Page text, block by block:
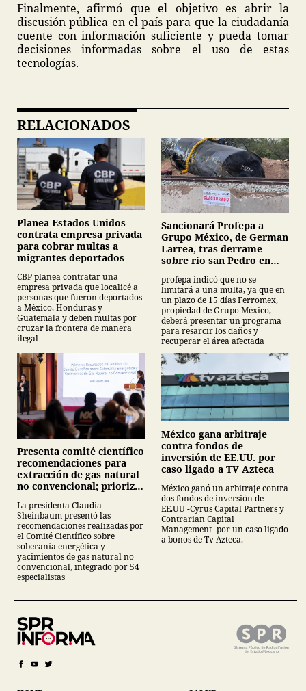
Finalmente, afirmó que el objetivo es abrir la
discusión pública en el país para que la ciudadanía
cuente con información suficiente y pueda tomar
decisiones informadas sobre el uso de estas
tecnologías.
RELACIONADOS
Planea Estados Unidos
contrata empresa privada
para cobrar multas a
migrantes deportados
CBP planea contratar una
empresa privada que localicé a
personas que fueron deportados
a México, Honduras y
Guatemala y deben multas por
cruzar la frontera de manera
ilegal
Sancionará Profepa a
Grupo México, de German
Larrea, tras derrame
sobre rio san Pedro en
profepa indicó que no se
limitará a una multa, ya que en
un plazo de 15 días Ferromex,
propiedad de Grupo México,
deberá presentar un programa
para resarcir los daños y
recuperar el área afectada
Presenta comité científico
recomendaciones para
extracción de gas natural
no convencional; prioriza
descarta yacimiento
Tampico-Misantla
La presidenta Claudia
Sheinbaum presentó las
recomendaciones realizadas por
el Comité Científico sobre
soberanía energética y
yacimientos de gas natural no
convencional, integrado por 54
especialistas
México gana arbitraje
contra fondos de
inversión de EE.UU. por
caso ligado a TV Azteca
México ganó un arbitraje contra
dos fondos de inversión de
EE.UU -Cyrus Capital Partners y
Contrarian Capital
Management- por un caso ligado
a bonos de Tv Azteca.